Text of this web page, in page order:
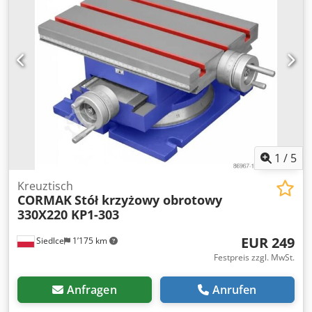
gefertigt. Unterstützt perfekt die Arbeit an Bohrmaschinen,
Fräsmaschinen usw., wodurch wir beim Bohren oder
Bohren eine präzise Positionierung erhalten. Die
Schraubenabdeckung verhindert, dass Späne in den
Vorschubmechanismus gelangen. Ein weiterer Vorteil des
Tisches ist die Streifenskala, die eine ständige Sicht auf die
Position des Tisches in der X- und Y-Achse ermöglicht
Nonius 2,5 mm/0,02 mm Dkodpfovu Tp Aox Akbsr
1 / 5
Siedlce 1’175 km
Kreuztisch
CORMAKStół krzyżowy obrotowy
330X220 KP1-303
EUR 249
Festpreis zzgl. MwSt.
Anfragen Anrufen